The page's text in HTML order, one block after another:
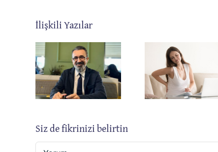
İlişkili Yazılar
Fıtık
Ameliyatında
Kullanılan
Yamalar
Kasık
Siz de fikrinizi belirtin
Yorum